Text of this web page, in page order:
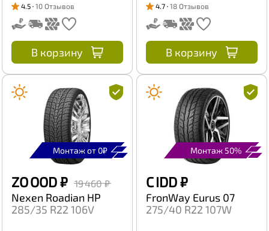
4.5 10 Отзывов
В корзину
4.7 18 Отзывов
В корзину
Монтаж от 0₽
ZO OOD₽ 19 460 ₽
Nexen Roadian HP
285/35 R22 106V
Монтаж 50%
C IDD₽
FronWay Eurus 07
275/40 R22 107W